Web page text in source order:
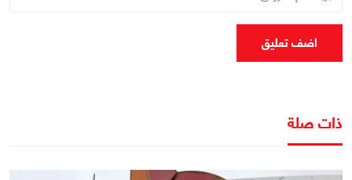
اضف تعليق
ذات صلة